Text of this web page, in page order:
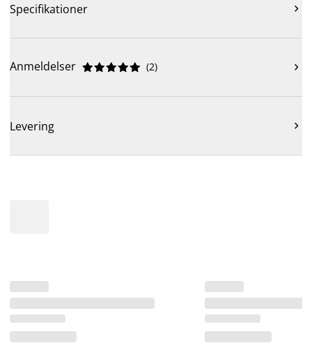
Specifikationer 
Anmeldelser 




 (2) 
Levering 